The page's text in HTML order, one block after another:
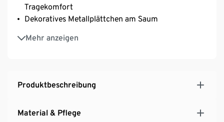
Tragekomfort
Dekoratives Metallplättchen am Saum
Mehr anzeigen
Mit modischem Pünktchen-Dessin
Produktbeschreibung
Material & Pflege